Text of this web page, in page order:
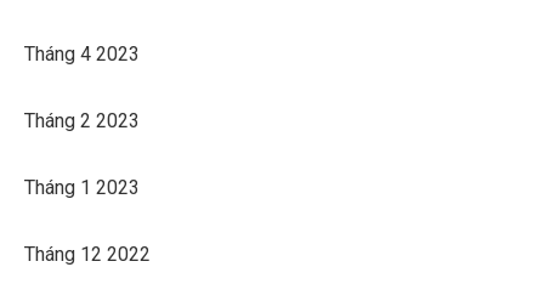
Tháng 4 2023
Tháng 2 2023
Tháng 1 2023
Tháng 12 2022